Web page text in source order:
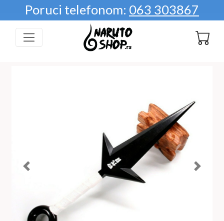
Predhodna Sledeca
Poruci telefonom: 063 303867